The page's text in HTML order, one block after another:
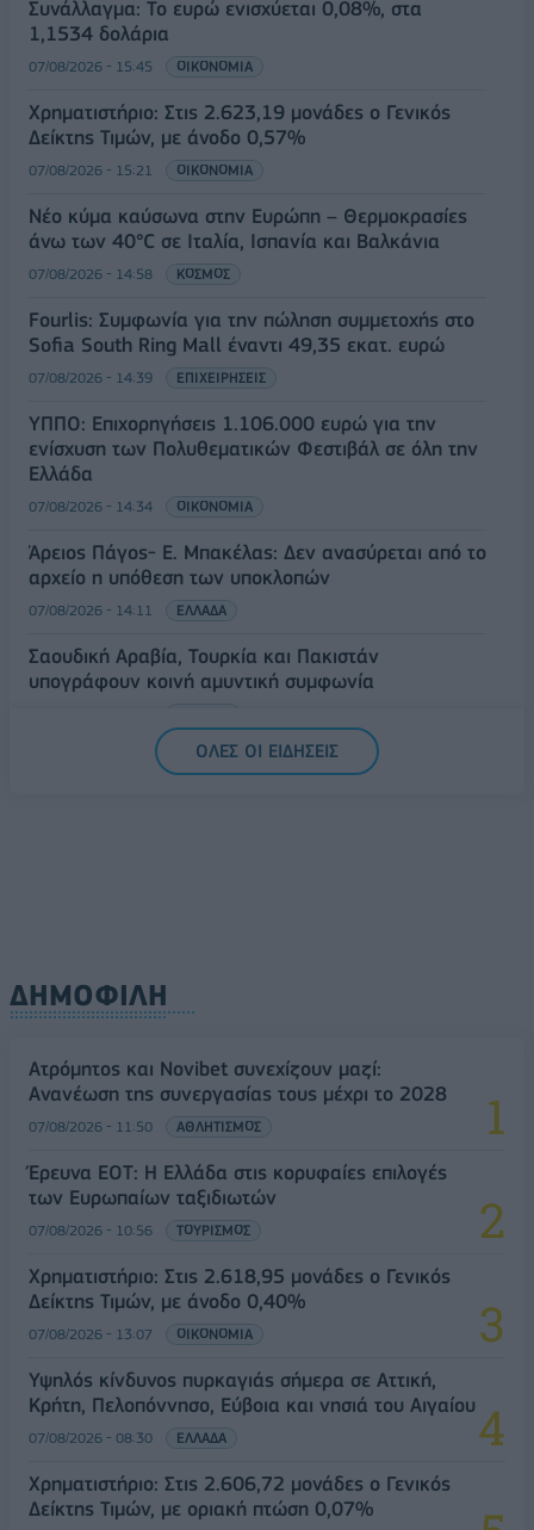
Συνάλλαγμα: Το ευρώ ενισχύεται 0,08%, στα
1,1534 δολάρια
07/08/2026 - 15:45 ΟΙΚΟΝΟΜΙΑ
Χρηματιστήριο: Στις 2.623,19 μονάδες ο Γενικός
Δείκτης Τιμών, με άνοδο 0,57%
07/08/2026 - 15:21 ΟΙΚΟΝΟΜΙΑ
Νέο κύμα καύσωνα στην Ευρώπη – Θερμοκρασίες
άνω των 40°C σε Ιταλία, Ισπανία και Βαλκάνια
07/08/2026 - 14:58 ΚΟΣΜΟΣ
Fourlis: Συμφωνία για την πώληση συμμετοχής στο
Sofia South Ring Mall έναντι 49,35 εκατ. ευρώ
07/08/2026 - 14:39 ΕΠΙΧΕΙΡΗΣΕΙΣ
ΥΠΠΟ: Επιχορηγήσεις 1.106.000 ευρώ για την
ενίσχυση των Πολυθεματικών Φεστιβάλ σε όλη την
Ελλάδα
07/08/2026 - 14:34 ΟΙΚΟΝΟΜΙΑ
Άρειος Πάγος- Ε. Μπακέλας: Δεν ανασύρεται από το
αρχείο η υπόθεση των υποκλοπών
07/08/2026 - 14:11 ΕΛΛΑΔΑ
Σαουδική Αραβία, Τουρκία και Πακιστάν
υπογράφουν κοινή αμυντική συμφωνία
ΟΛΕΣ ΟΙ ΕΙΔΗΣΕΙΣ
ΔΗΜΟΦΙΛΗ
Ατρόμητος και Novibet συνεχίζουν μαζί:
Ανανέωση της συνεργασίας τους μέχρι το 2028
07/08/2026 - 11:50 ΑΘΛΗΤΙΣΜΟΣ
Έρευνα ΕΟΤ: Η Ελλάδα στις κορυφαίες επιλογές
των Ευρωπαίων ταξιδιωτών
07/08/2026 - 10:56 ΤΟΥΡΙΣΜΟΣ
Χρηματιστήριο: Στις 2.618,95 μονάδες ο Γενικός
Δείκτης Τιμών, με άνοδο 0,40%
07/08/2026 - 13:07 ΟΙΚΟΝΟΜΙΑ
Υψηλός κίνδυνος πυρκαγιάς σήμερα σε Αττική,
Κρήτη, Πελοπόννησο, Εύβοια και νησιά του Αιγαίου
07/08/2026 - 08:30 ΕΛΛΑΔΑ
Χρηματιστήριο: Στις 2.606,72 μονάδες ο Γενικός
Δείκτης Τιμών, με οριακή πτώση 0,07%